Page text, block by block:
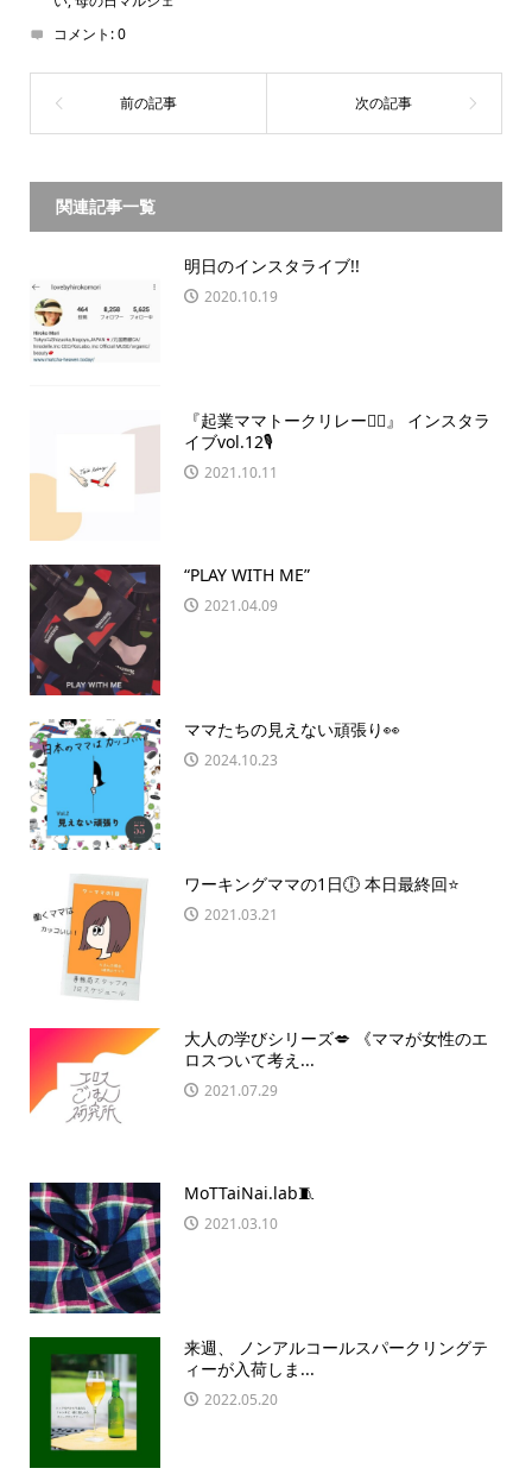
コメント:0
関連記事一覧
明日のインスタライブ!!
2020.10.19
『起業ママトークリレー🏃‍♀️』 インスタラ
イブvol.12🎙
2021.10.11
“PLAY WITH ME”
2021.04.09
ママたちの見えない頑張り👀
2024.10.23
ワーキングママの1日🕕 本日最終回⭐️
2021.03.21
大人の学びシリーズ💋 《ママが女性のエ
ロスついて考え...
2021.07.29
MoTTaiNai.lab🧵
2021.03.10
来週、 ノンアルコールスパークリングテ
ィーが入荷しま...
2022.05.20